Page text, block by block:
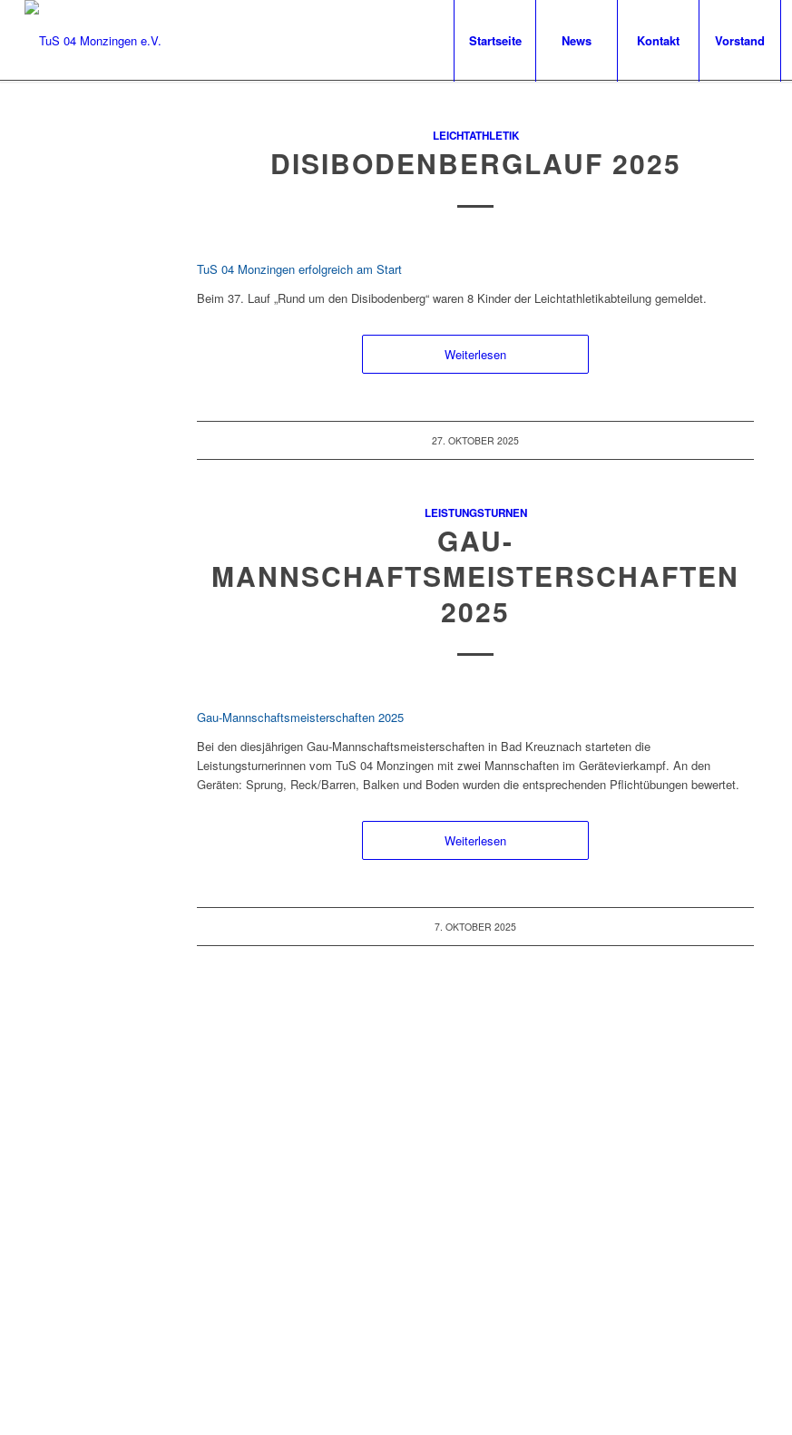
Startseite News Kontakt Vorstand
LEICHTATHLETIK
DISIBODENBERGLAUF 2025
TuS 04 Monzingen erfolgreich am Start
Beim 37. Lauf „Rund um den Disibodenberg“ waren 8 Kinder der Leichtathletikabteilung gemeldet.
Weiterlesen
27. OKTOBER 2025
LEISTUNGSTURNEN
GAU-
MANNSCHAFTSMEISTERSCHAFTEN
2025
Gau-Mannschaftsmeisterschaften 2025
Bei den diesjährigen Gau-Mannschaftsmeisterschaften in Bad Kreuznach starteten die
Leistungsturnerinnen vom TuS 04 Monzingen mit zwei Mannschaften im Gerätevierkampf. An den
Geräten: Sprung, Reck/Barren, Balken und Boden wurden die entsprechenden Pflichtübungen bewertet.
Weiterlesen
7. OKTOBER 2025